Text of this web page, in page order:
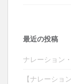
最近の投稿
ナレーション
【ナレーショ